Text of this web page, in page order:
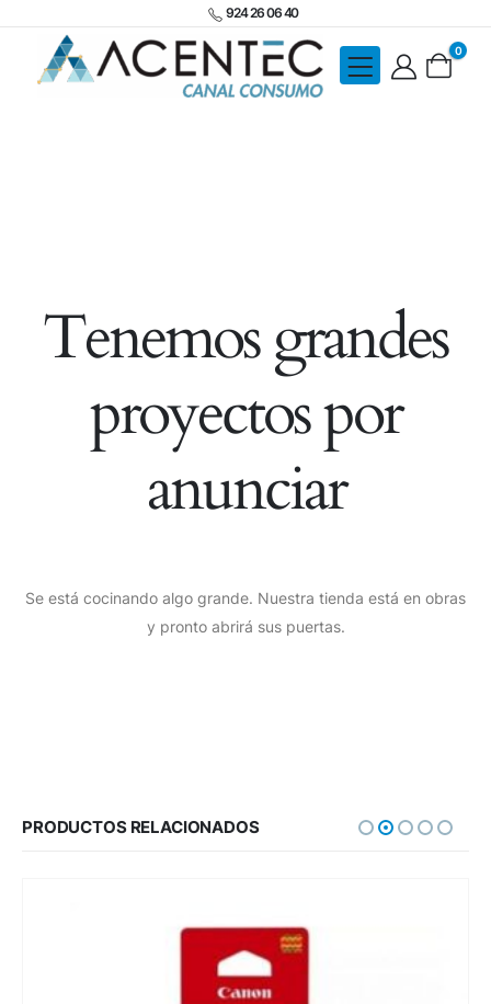
924 26 06 40
0
Tenemos grandes
proyectos por
anunciar
Se está cocinando algo grande. Nuestra tienda está en obras
y pronto abrirá sus puertas.
PRODUCTOS RELACIONADOS